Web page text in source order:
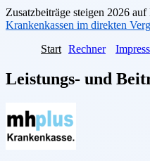
Zusatzbeiträge steigen 2026
Krankenkassen im direkten
Start Rechner
Leistungs- und